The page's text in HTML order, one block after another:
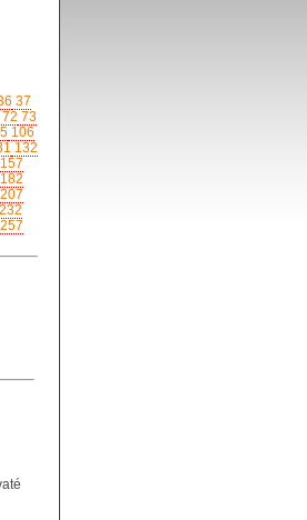
37
72 73
106
132
157
182
207
232
257